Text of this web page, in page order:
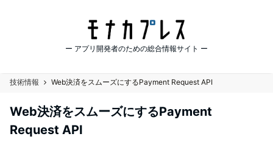
ー アプリ開発者のための総合情報サイト ー
技術情報 Web決済をスムーズにするPayment Request API
Web決済をスムーズにするPayment
Request API